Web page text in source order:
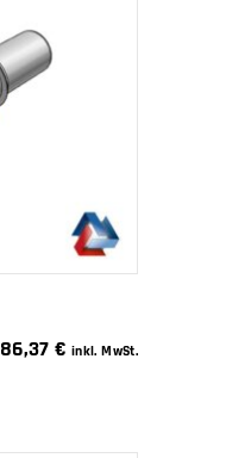
86,37€ inkl. MwSt.